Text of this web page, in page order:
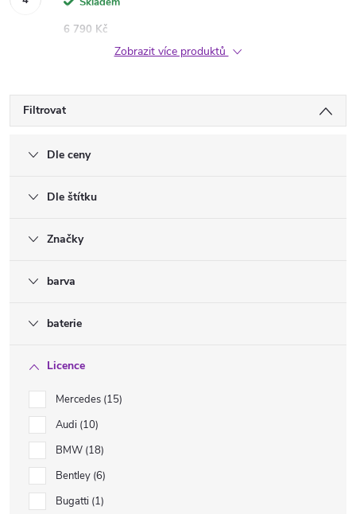
6 790 Kč
Zobrazit více produktů
Filtrovat
Dle ceny
Dle štítku
Značky
barva
baterie
Licence
Mercedes 15
Audi 10
BMW 18
Bentley 6
Bugatti 1